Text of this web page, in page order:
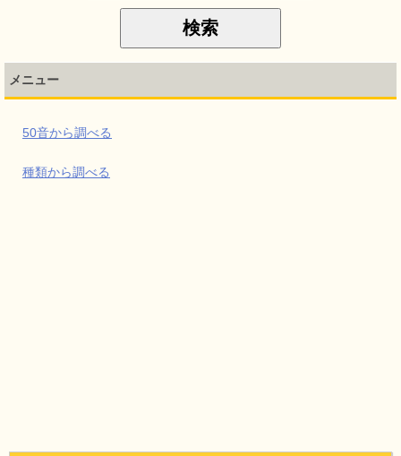
メニュー
50音から調べる
種類から調べる